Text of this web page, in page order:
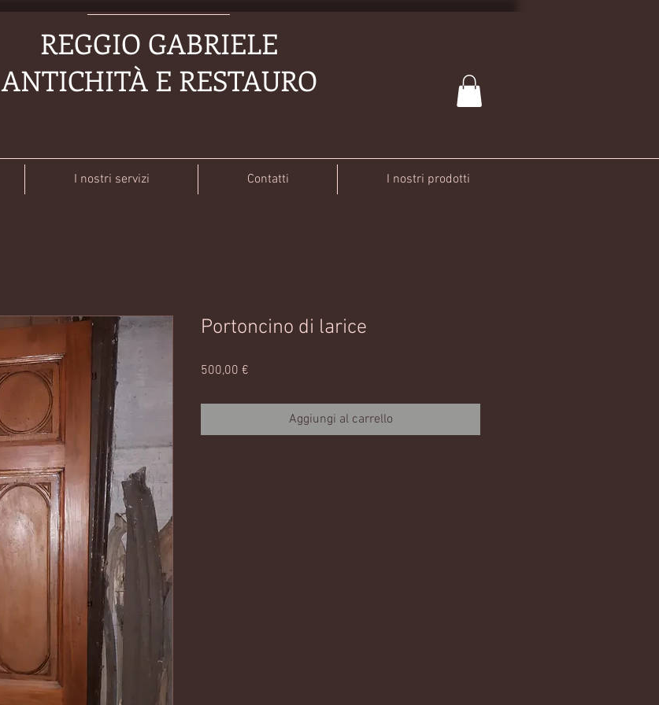
REGGIO GABRIELE
ANTICHITÀ E RESTAURO
I nostri servizi Contatti I nostri prodotti
Portoncino di larice
500,00 €
Aggiungi al carrello